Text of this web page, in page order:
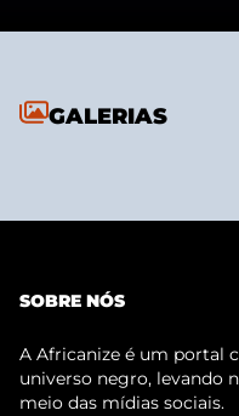
GALERIAS
SOBRE NÓS
A Africanize é um portal
universo negro, levando
meio das mídias sociais.